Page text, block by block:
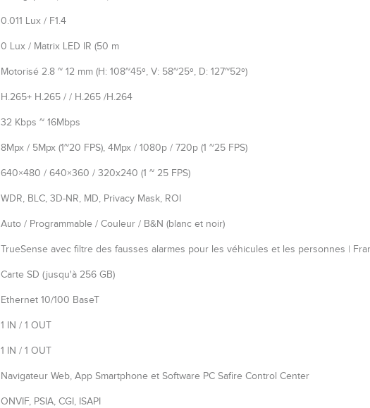
0.011 Lux / F1.4
0 Lux / Matrix LED IR (50 m
Motorisé 2.8 ~ 12 mm (H: 108~45º, V: 58~25º, D: 127~52º)
H.265+ H.265 / / H.265 /H.264
32 Kbps ~ 16Mbps
8Mpx / 5Mpx (1~20 FPS), 4Mpx / 1080p / 720p (1 ~25 FPS)
640×480 / 640×360 / 320x240 (1 ~ 25 FPS)
WDR, BLC, 3D-NR, MD, Privacy Mask, ROI
Auto / Programmable / Couleur / B&N (blanc et noir)
TrueSense avec filtre des fausses alarmes pour les véhicules et les personnes |
Carte SD (jusqu'à 256 GB)
Ethernet 10/100 BaseT
1 IN / 1 OUT
1 IN / 1 OUT
Navigateur Web, App Smartphone et Software PC Safire Control Center
ONVIF, PSIA, CGI, ISAPI